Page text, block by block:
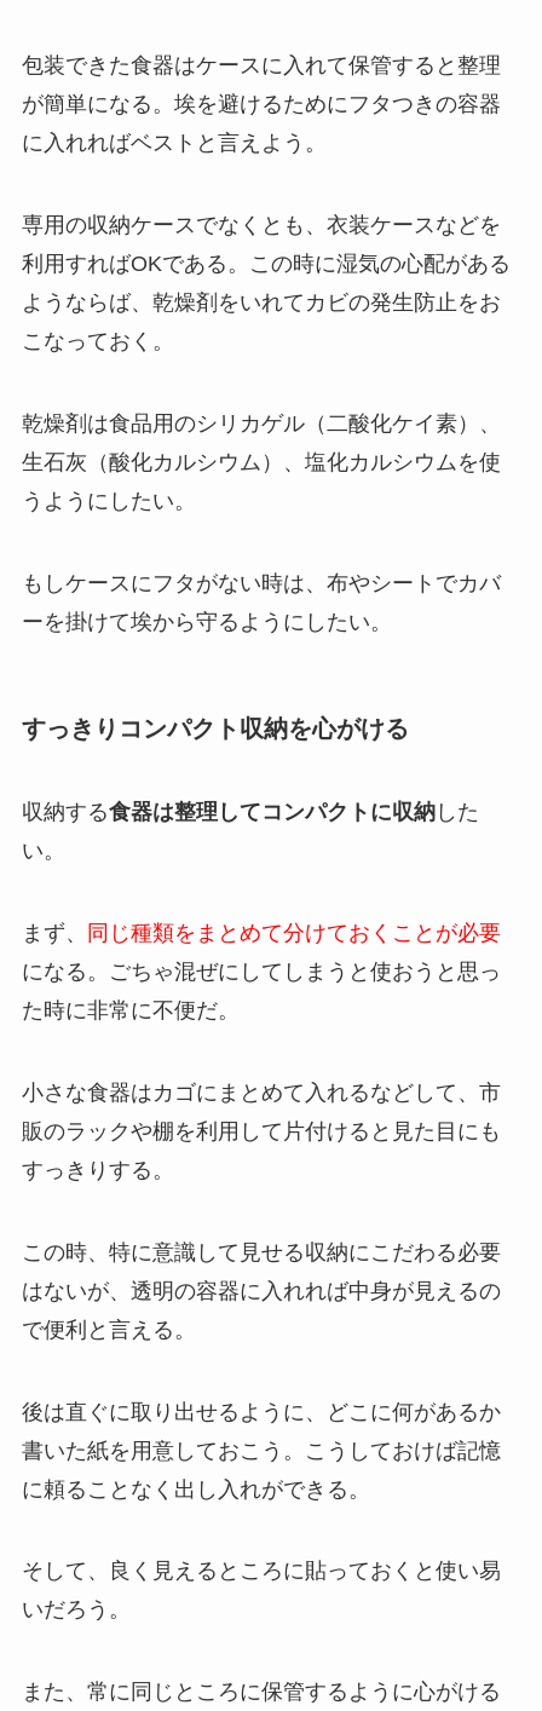
包装できた食器はケースに入れて保管すると整理
が簡単になる。埃を避けるためにフタつきの容器
に入れればベストと言えよう。
専用の収納ケースでなくとも、衣装ケースなどを
利用すればOKである。この時に湿気の心配がある
ようならば、乾燥剤をいれてカビの発生防止をお
こなっておく。
乾燥剤は食品用のシリカゲル（二酸化ケイ素）、
生石灰（酸化カルシウム）、塩化カルシウムを使
うようにしたい。
もしケースにフタがない時は、布やシートでカバ
ーを掛けて埃から守るようにしたい。
すっきりコンパクト収納を心がける
収納する食器は整理してコンパクトに収納した
い。
まず、
同じ種類をまとめて分けておくことが必要
になる。ごちゃ混ぜにしてしまうと使おうと思っ
た時に非常に不便だ。
小さな食器はカゴにまとめて入れるなどして、市
販のラックや棚を利用して片付けると見た目にも
すっきりする。
この時、特に意識して見せる収納にこだわる必要
はないが、透明の容器に入れれば中身が見えるの
で便利と言える。
後は直ぐに取り出せるように、どこに何があるか
書いた紙を用意しておこう。こうしておけば記憶
に頼ることなく出し入れができる。
そして、良く見えるところに貼っておくと使い易
いだろう。
また、常に同じところに保管するように心がける